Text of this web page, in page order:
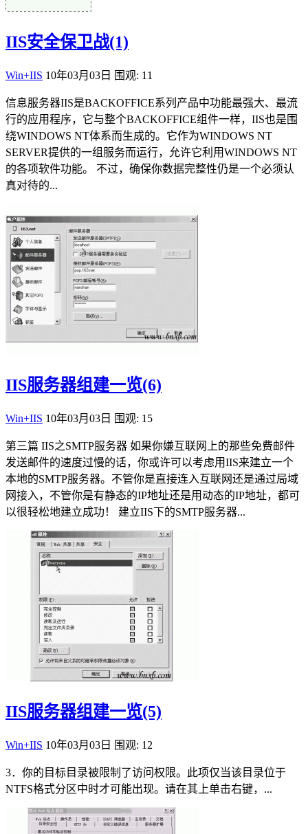
IIS安全保卫战(1)
Win+IIS 10年03月03日 围观: 11
信息服务器IIS是BACKOFFICE系列产品中功能最强大、最流
行的应用程序，它与整个BACKOFFICE组件一样，IIS也是围
绕WINDOWS NT体系而生成的。它作为WINDOWS NT
SERVER提供的一组服务而运行，允许它利用WINDOWS NT
的各项软件功能。 不过，确保你数据完整性仍是一个必须认
真对待的...
IIS服务器组建一览(6)
Win+IIS 10年03月03日 围观: 15
第三篇 IIS之SMTP服务器 如果你嫌互联网上的那些免费邮件
发送邮件的速度过慢的话，你或许可以考虑用IIS来建立一个
本地的SMTP服务器。不管你是直接连入互联网还是通过局域
网接入，不管你是有静态的IP地址还是用动态的IP地址，都可
以很轻松地建立成功！ 建立IIS下的SMTP服务器...
IIS服务器组建一览(5)
Win+IIS 10年03月03日 围观: 12
3．你的目标目录被限制了访问权限。此项仅当该目录位于
NTFS格式分区中时才可能出现。请在其上单击右键，...